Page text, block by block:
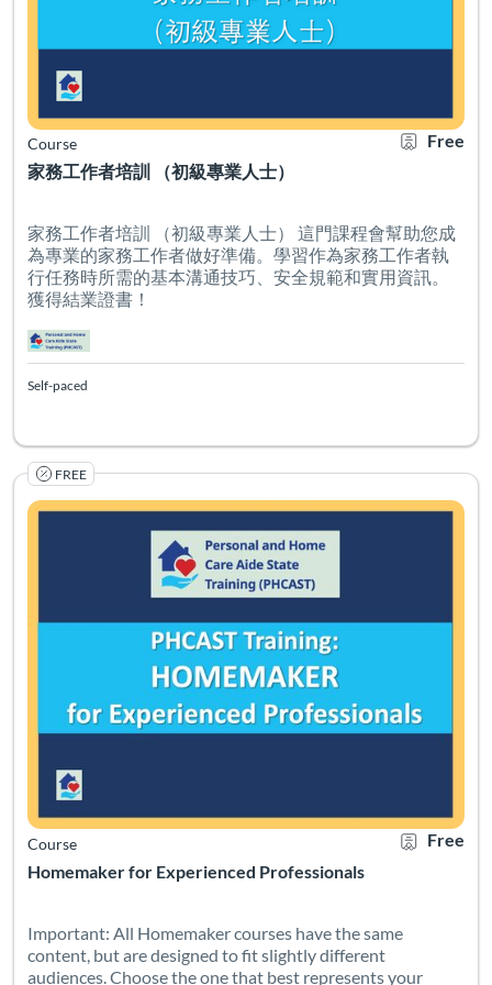
家務工作者培訓 （初級專業人士）
Course Free
家務工作者培訓 （初級專業人士） 這門課程會幫助您成
為專業的家務工作者做好準備。學習作為家務工作者執
行任務時所需的基本溝通技巧、安全規範和實用資訊。
獲得結業證書！
Self-paced
FREE
Homemaker for Experienced Professionals
Course
Certificate
Listing
Free
Important: All Homemaker courses have the same
content, but are designed to fit slightly different
audiences. Choose the one that best represents your
Listing Catalog: PHCAST English
Listing Date: Self-paced